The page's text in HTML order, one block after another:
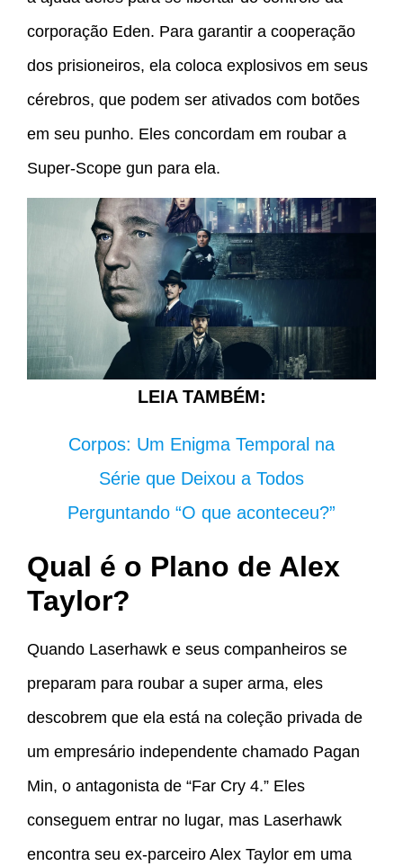
corporação Eden. Para garantir a cooperação
dos prisioneiros, ela coloca explosivos em seus
cérebros, que podem ser ativados com botões
em seu punho. Eles concordam em roubar a
Super-Scope gun para ela.
LEIA TAMBÉM:
Corpos: Um Enigma Temporal na
Série que Deixou a Todos
Perguntando “O que aconteceu?”
Qual é o Plano de Alex
Taylor?
Quando Laserhawk e seus companheiros se
preparam para roubar a super arma, eles
descobrem que ela está na coleção privada de
um empresário independente chamado Pagan
Min, o antagonista de “Far Cry 4.” Eles
conseguem entrar no lugar, mas Laserhawk
encontra seu ex-parceiro Alex Taylor em uma